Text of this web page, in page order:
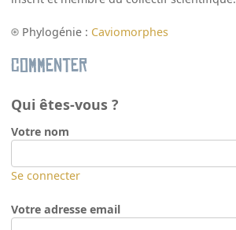
Phylogénie : Caviomorphes
Commenter
Qui êtes-vous ?
Votre nom
Se connecter
Votre adresse email